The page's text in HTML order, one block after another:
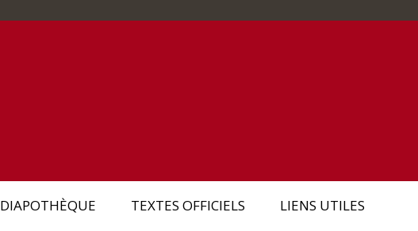
DIAPOTHÈQUE TEXTES OFFICIELS LIENS UTILES